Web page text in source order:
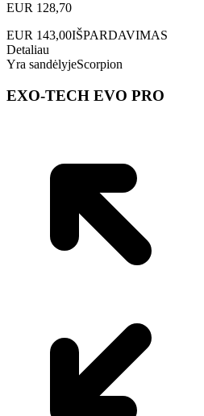
EUR 128,70
EUR 143,00IŠPARDAVIMAS
Detaliau
Yra sandėlyjeScorpion
EXO-TECH EVO PRO